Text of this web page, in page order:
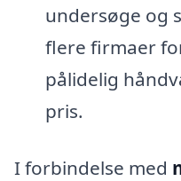
undersøge og
flere firmaer
pålidelig
pris.
I forbindelse med